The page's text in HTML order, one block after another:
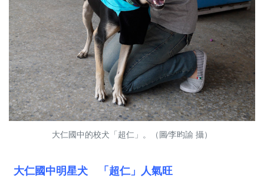
大仁國中的校犬「超仁」。（圖∕李昀諭 攝）
大仁國中明星犬 「超仁」人氣旺